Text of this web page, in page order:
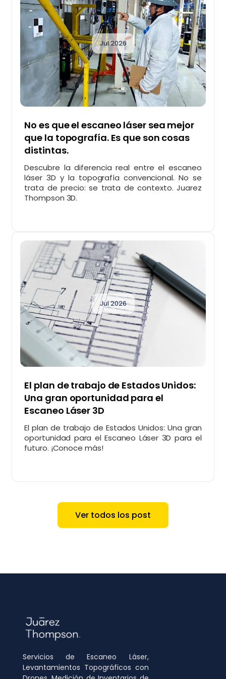
Jul 2026
No es que el escaneo láser sea mejor
que la topografía. Es que son cosas
distintas.
Descubre la diferencia real entre el escaneo
láser 3D y la topografía convencional. No se
trata de precio: se trata de contexto. Juarez
Thompson 3D.
Jul 2026
El plan de trabajo de Estados Unidos:
Una gran oportunidad para el
Escaneo Láser 3D
El plan de trabajo de Estados Unidos: Una gran
oportunidad para el Escaneo Láser 3D para el
futuro. ¡Conoce más!
Ver todos los post
Servicios de Escaneo Láser,
Levantamientos Topográficos con